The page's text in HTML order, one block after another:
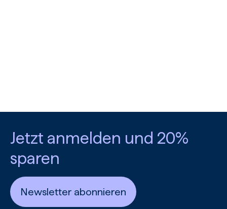
Jetzt anmelden und 20%
sparen
Newsletter abonnieren